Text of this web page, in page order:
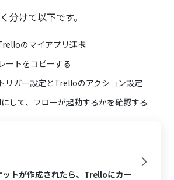
分けて以下です。
のマイアプリ連携
ートをコピーする
リガー設定とTrelloのアクション設定
して、フローが起動するかを確認する
トが作成されたら、Trelloにカー